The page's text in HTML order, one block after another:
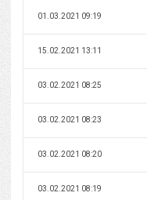
01.03.2021 09:19
15.02.2021 13:11
03.02.2021 08:25
03.02.2021 08:23
03.02.2021 08:20
03.02.2021 08:19